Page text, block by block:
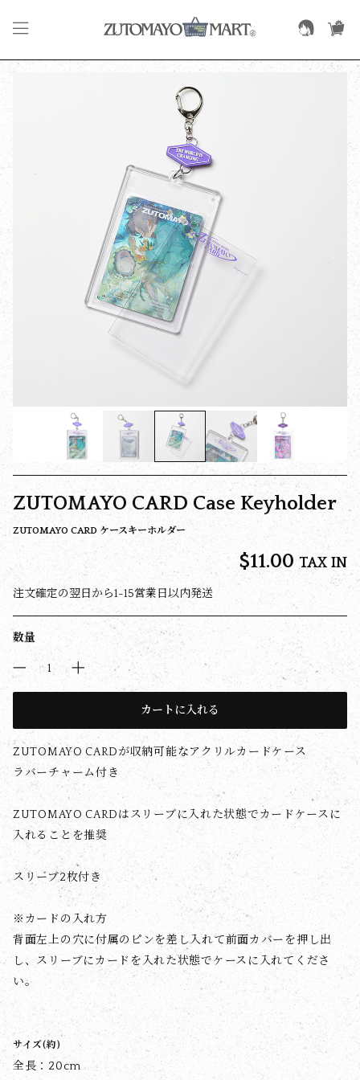
ZUTOMAYO CARD Case Keyholder
ZUTOMAYO CARD ケースキーホルダー
$‌11.00 TAX IN
注文確定の翌日から1-15営業日以内発送
数量
カートに入れる
ZUTOMAYO CARDが収納可能なアクリルカードケース
ラバーチャーム付き
ZUTOMAYO CARDはスリーブに入れた状態でカードケースに
入れることを推奨
スリーブ2枚付き
※カードの入れ方
背面左上の穴に付属のピンを差し入れて前面カバーを押し出
し、スリーブにカードを入れた状態でケースに入れてくださ
い。
サイズ(約)
全長：20cm